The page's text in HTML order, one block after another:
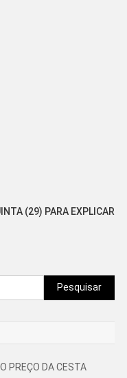
(29) PARA EXPLICAR
Pesquisar
por:
PREÇO DA CESTA